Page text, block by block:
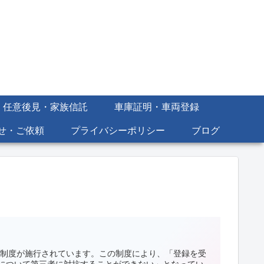
任意後見・家族信託 車庫証明・車両登録
・ご依頼 プライバシーポリシー ブログ
度が施行されています。この制度により、「登録を受